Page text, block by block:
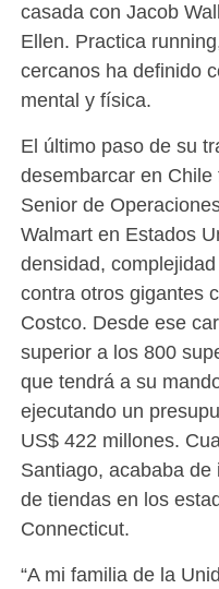
casada con Jacob
Ellen. Practica
cercanos ha definido
mental y física.
El último paso de su
desembarcar en
Senior de
Walmart en Estados
densidad,
contra otros gigantes
Costco. Desde ese
superior a los 800
que tendrá a su
ejecutando un
US$ 422 millones.
Santiago, acababa
de tiendas en los
Connecticut.
“A mi familia de la